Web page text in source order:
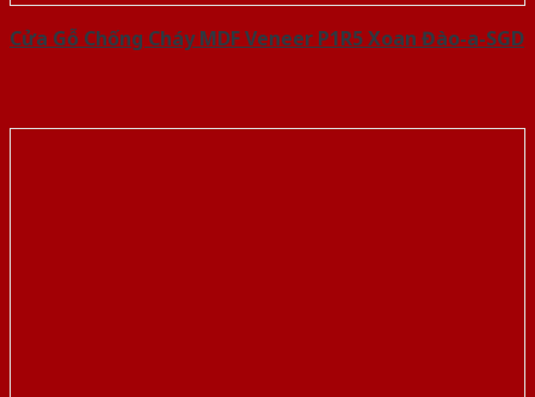
Cửa Gỗ Chống Cháy MDF Veneer P1R5 Xoan Đào-a-SGD